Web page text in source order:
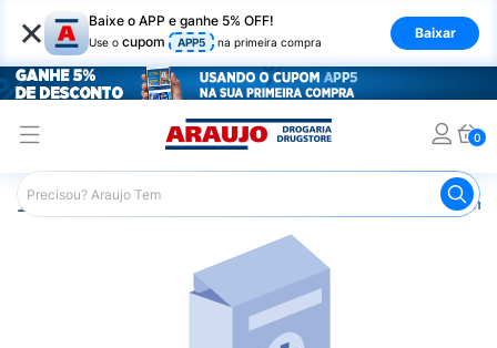
× Baixe o APP e ganhe 5% OFF!
Use o cupom APP5 na primeira compra
Baixar
0
Araujo Medicamentos